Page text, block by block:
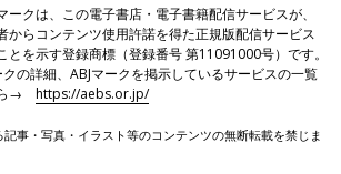
ークは、この電子書店・電子書籍配信サービスが、
からコンテンツ使用許諾を得た正規版配信サービス
とを示す登録商標（登録番号 第11091000号）です。
クの詳細、ABJマークを掲示しているサービスの一覧
ら→https://aebs.or.jp/
事・写真・イラスト等のコンテンツの無断転載を禁じま